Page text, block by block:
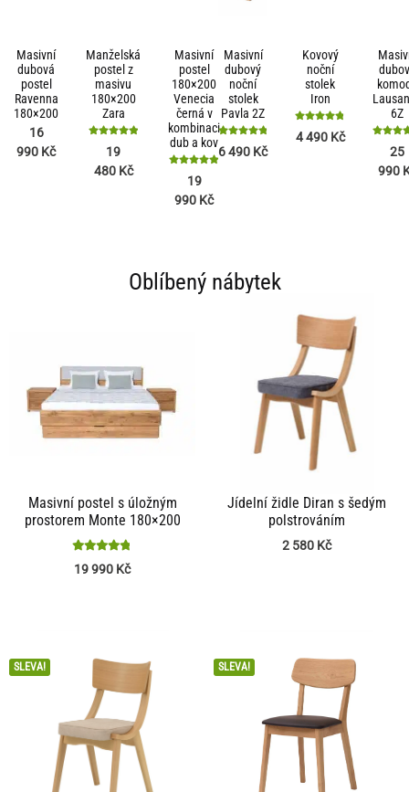
Masivní
dubová
postel
Ravenna
180×200
16
990 Kč
Manželská
postel z
masivu
180×200
Zara
5
z 5
19
480 Kč
Masivní
postel
180×200
Venecia
černá v
kombinaci
dub a kov
4.9
z 5
19
990 Kč
Masivní
dubový
noční
stolek
Pavla 2Z
4.85
6 490 Kč
Kovový
noční
stolek
Iron
4.88
4 490 Kč
6Z
4.89
z 5
25
990
Oblíbený nábytek
Masivní postel s úložným
prostorem Monte 180×200
Hodnocení
19 990 Kč
Jídelní židle Diran s šedým
polstrováním
2 580 Kč
SLEVA! SLEVA!